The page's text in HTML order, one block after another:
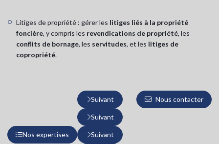
Litiges de propriété : gérer les litiges liés à la propriété
foncière, y compris les revendications de propriété, les
conflits de bornage, les servitudes, et les litiges de
copropriété.
Nous contacter